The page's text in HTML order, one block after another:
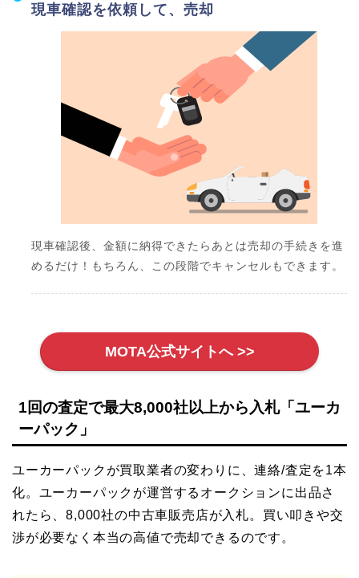
現車確認を依頼して、売却
現車確認後、金額に納得できたらあとは売却の手続きを進
めるだけ！もちろん、この段階でキャンセルもできます。
MOTA公式サイトへ >>
1回の査定で最大8,000社以上から入札「ユーカ
ーパック」
ユーカーパックが買取業者の変わりに、連絡/査定を1本
化。ユーカーパックが運営するオークションに出品さ
れたら、8,000社の中古車販売店が入札。買い叩きや交
渉が必要なく本当の高値で売却できるのです。